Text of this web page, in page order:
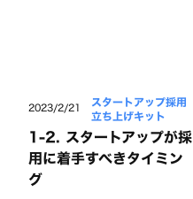
2023/2/21
スタートアップ採用
立ち上げキット
1-2. スタートアップが採
用に着手すべきタイミン
グ